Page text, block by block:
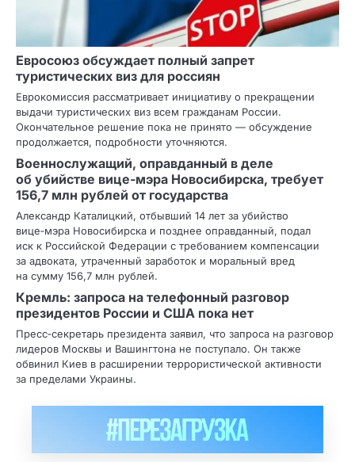
Евросоюз обсуждает полный запрет
туристических виз для россиян
Еврокомиссия рассматривает инициативу о прекращении
выдачи туристических виз всем гражданам России.
Окончательное решение пока не принято — обсуждение
продолжается, подробности уточняются.
Военнослужащий, оправданный в деле
об убийстве вице‑мэра Новосибирска, требует
156,7 млн рублей от государства
Александр Каталицкий, отбывший 14 лет за убийство
вице‑мэра Новосибирска и позднее оправданный, подал
иск к Российской Федерации с требованием компенсации
за адвоката, утраченный заработок и моральный вред
на сумму 156,7 млн рублей.
Кремль: запроса на телефонный разговор
президентов России и США пока нет
Пресс‑секретарь президента заявил, что запроса на разговор
лидеров Москвы и Вашингтона не поступало. Он также
обвинил Киев в расширении террористической активности
за пределами Украины.